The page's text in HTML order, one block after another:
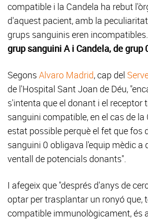
compatible i la Candela ha rebut
d'aquest pacient, amb la
grups sanguinis eren incompatibles.
grup sanguini A i Candela, de grup
Segons Alvaro Madrid, cap del
de l'Hospital Sant Joan de Déu,
s'intenta que el donant i el receptor
sanguini compatible, en el cas de la
estat possible perquè el fet que fos
sanguini 0 obligava l'equip mèdic a
ventall de potencials donants".
I afegeix que "després d'anys de
optar per trasplantar un ronyó que,
compatible immunològicament, és